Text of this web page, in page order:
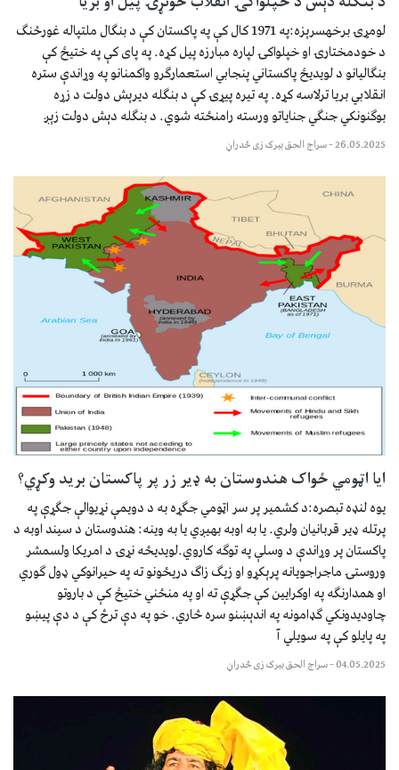
لومړۍ برخهسرېزه:په 1971 کال کې په پاکستان کې د بنګال ملتپاله غورځنګ
د خودمختارۍ او خپلواکۍ لپاره مبارزه پیل کړه. په پای کې په ختیځ کې
بنګالیانو د لویدیځ پاکستاني پنجابي استعمارګرو واکمنانو په وړاندې ستره
انقلابي بریا ترلاسه کړه. په تیره پیړۍ کې د بنګله دیرېش دولت د زړه
بوګنونکي جنګي جنایاتو ورسته رامنځته شوي. د بنګله دېش دولت زېږ
26.05.2025
–سراج الحق ببرک زی ځدراڼ
ایا اټومي ځواک هندوستان به ډیر زر پر پاکستان برید وکړي؟
یوه لنډه تبصره:د کشمیر پر سر اټومي جګړه به د دویمې نړیوالې جګړې په
پرتله ډیر قربانیان ولري. یا به اوبه بهیږي یا به وینه: هندوستان د سیند اوبه د
پاکستان پر وړاندې د وسلې په توګه کاروي.لویدیځه نړۍ د امریکا ولسمشر
وروستۍ ماجراجویانه پرېکړو او زیګ زاګ دريځونو ته په حیرانوکي ډول ګوري
او همدارنګه په اوکرایین کې جګړې ته او په منځني ختیځ کې د باروتو
چاودیدونکي ګډامونه په اندېښنو سره څاري. خو په دې ترڅ کې د دې پیښو
په پایلو کې په سویلي آ
04.05.2025
–سراج الحق ببرک زی ځدراڼ